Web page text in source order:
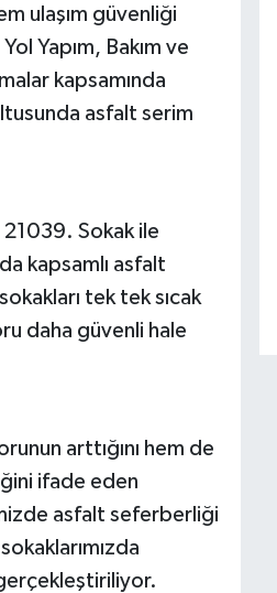
ulaşım güvenliği
Yapım, Bakım ve
kapsamında
asfalt serim
21039. Sokak ile
kapsamlı asfalt
tek tek sıcak
daha güvenli hale
arttığını hem de
ifade eden
asfalt seferberliği